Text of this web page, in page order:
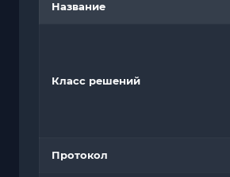
Название
Класс решений
Протокол